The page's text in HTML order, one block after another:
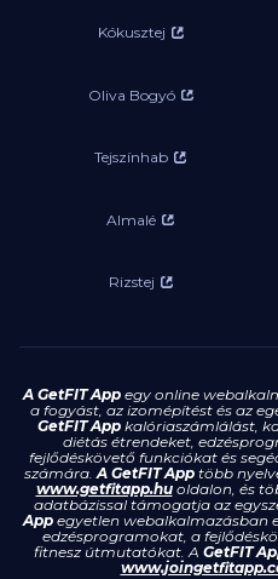
Kókusztej
Oliva Bogyó
Tejszínhab
Almalé
Rizstej
A GetFIT Appegy online
a fogyást, az izomépítést és az
GetFIT App kalóriaszámlálást,
diétás étrendeket,
fejlődéskövető funkciókat és
számára.A GetFIT Apptöbb
www.getfitapp.huoldalon, és
adatbázissal támogatja az
Appegyetlen webalkalmazásban
edzésprogramokat, a
fitnesz útmutatókat. A GetFIT